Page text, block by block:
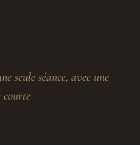
seule séance, avec une
courte